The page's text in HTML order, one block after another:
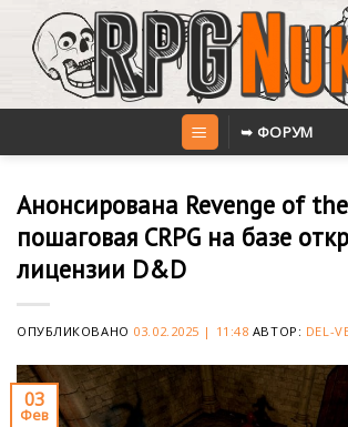
content
➥ ФОРУМ
Анонсирована Revenge of
пошаговая CRPG на базе
лицензии D&D
ОПУБЛИКОВАНО 03.02.2025 | 11:48 АВТОР: DEL-
03
Фев